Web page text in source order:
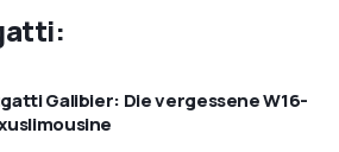
Galibier: Die vergessene W16-